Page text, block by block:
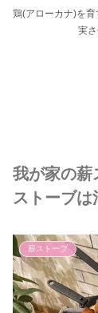
鶏(アローカナ)を
実
我が家の薪
ストーブは
薪ストーブ